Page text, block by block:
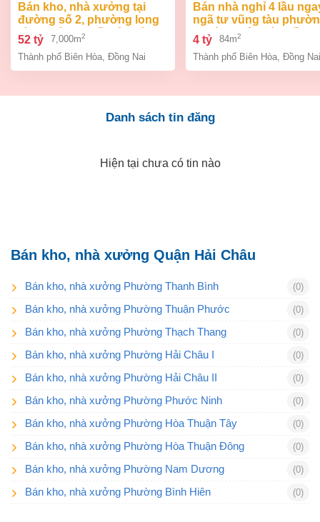
bán kho, nhà xưởng tại
đường số 2, phường long
bình, thành phố biên hòa,
đồng nai giá 52 tỷ
52 tỷ 7,000m2
Thành phố Biên Hòa Đồng Nai
bán nhà nghỉ 4 lầu ngay
ngã tư vũng tàu
an bình biên hòa đồng
giá chỉ 4 tỷ
4 tỷ 84m2
Thành phố Biên Hòa Đồng Nai
Danh sách tin đăng
Hiện tại chưa có tin nào
Bán kho, nhà xưởng Quận Hải Châu
Bán kho, nhà xưởng Phường Thanh Bình (0)
Bán kho, nhà xưởng Phường Thuận Phước (0)
Bán kho, nhà xưởng Phường Thạch Thang (0)
Bán kho, nhà xưởng Phường Hải Châu I (0)
Bán kho, nhà xưởng Phường Hải Châu II (0)
Bán kho, nhà xưởng Phường Phước Ninh (0)
Bán kho, nhà xưởng Phường Hòa Thuận Tây (0)
Bán kho, nhà xưởng Phường Hòa Thuận Đông (0)
Bán kho, nhà xưởng Phường Nam Dương (0)
Bán kho, nhà xưởng Phường Bình Hiên (0)